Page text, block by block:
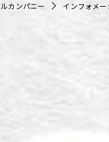
カンパニー インフォメー